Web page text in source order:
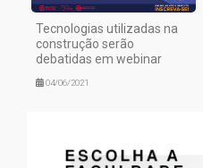
Tecnologias utilizadas na
construção serão
debatidas em webinar
04/06/2021